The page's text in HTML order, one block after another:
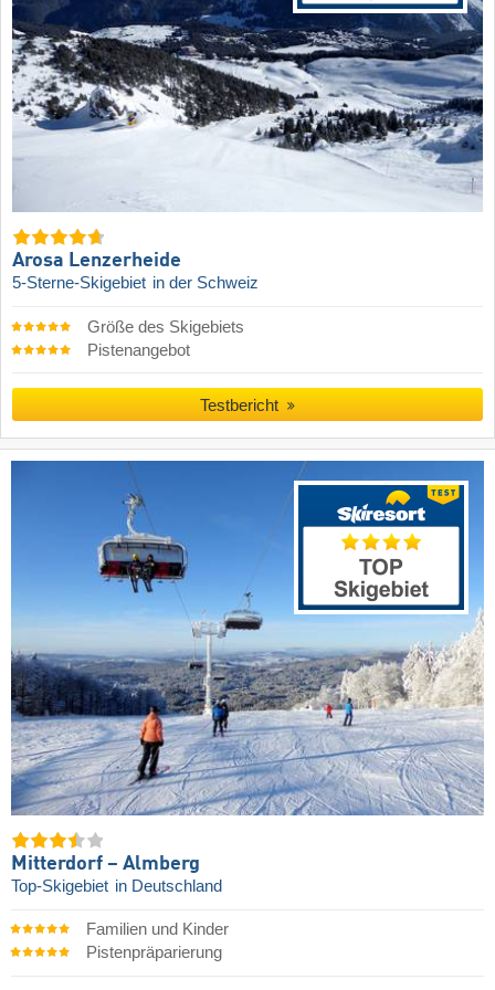
Arosa Lenzerheide
5-Sterne-Skigebiet in der Schweiz
Größe des Skigebiets
Pistenangebot
Testbericht
Mitterdorf – Almberg
Top-Skigebiet in Deutschland
Familien und Kinder
Pistenpräparierung